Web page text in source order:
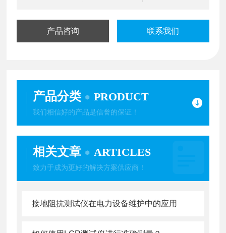
产品咨询 联系我们
产品分类 PRODUCT
我们相信好的产品是信誉的保证！
相关文章 ARTICLES
致力于成为更好的解决方案供应商！
接地阻抗测试仪在电力设备维护中的应用